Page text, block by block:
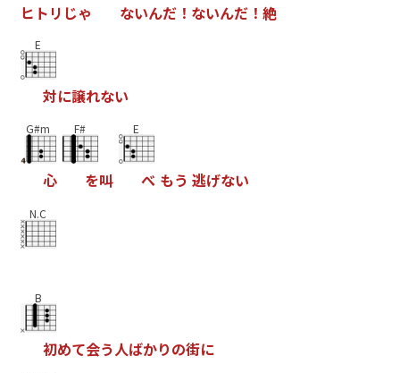
ヒ ト リ じゃ ないんだ！ ないんだ！ 絶
E
対に譲れない
G#m
心
F#
を叫
E
べ もう 逃げない
N.C
B
初めて会う人ばかりの街に